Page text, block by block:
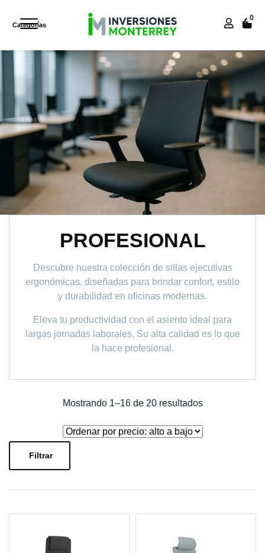
Categorías
0
Inicio PROFESIONAL
PROFESIONAL
Descubre nuestra colección de sillas ejecutivas
ergonómicas, diseñadas para brindar confort, estilo
y durabilidad en oficinas modernas.
Eleva tu productividad con el asiento ideal para
largas jornadas laborales. Su alta calidad es lo que
la hace profesional.
Mostrando 1–16 de 20 resultadosOrdenado
Filtrar